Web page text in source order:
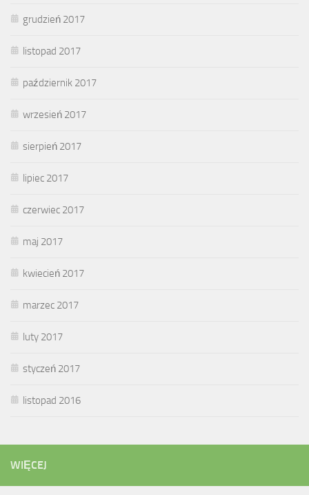
grudzień 2017
listopad 2017
październik 2017
wrzesień 2017
sierpień 2017
lipiec 2017
czerwiec 2017
maj 2017
kwiecień 2017
marzec 2017
luty 2017
styczeń 2017
listopad 2016
WIĘCEJ